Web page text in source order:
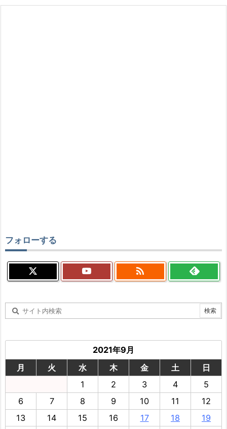
フォローする

2021年9月
月
火 水 木 金 土
日
1
2 3 4
5
6
7 8 9 10 11
12
13
14 15 16 17 18
19